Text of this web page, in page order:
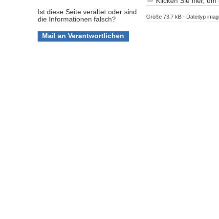
Ist diese Seite veraltet oder sind
die Informationen falsch?
Größe 73.7 kB- Dateityp